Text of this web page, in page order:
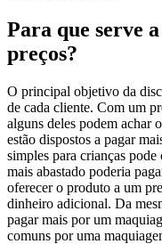
Para que serve
preços?
O principal objetivo da
de cada cliente. Com um
alguns deles podem achar
estão dispostos a pagar
simples para crianças
mais abastado poderia
oferecer o produto a um
dinheiro adicional. Da
pagar mais por um
comuns por uma